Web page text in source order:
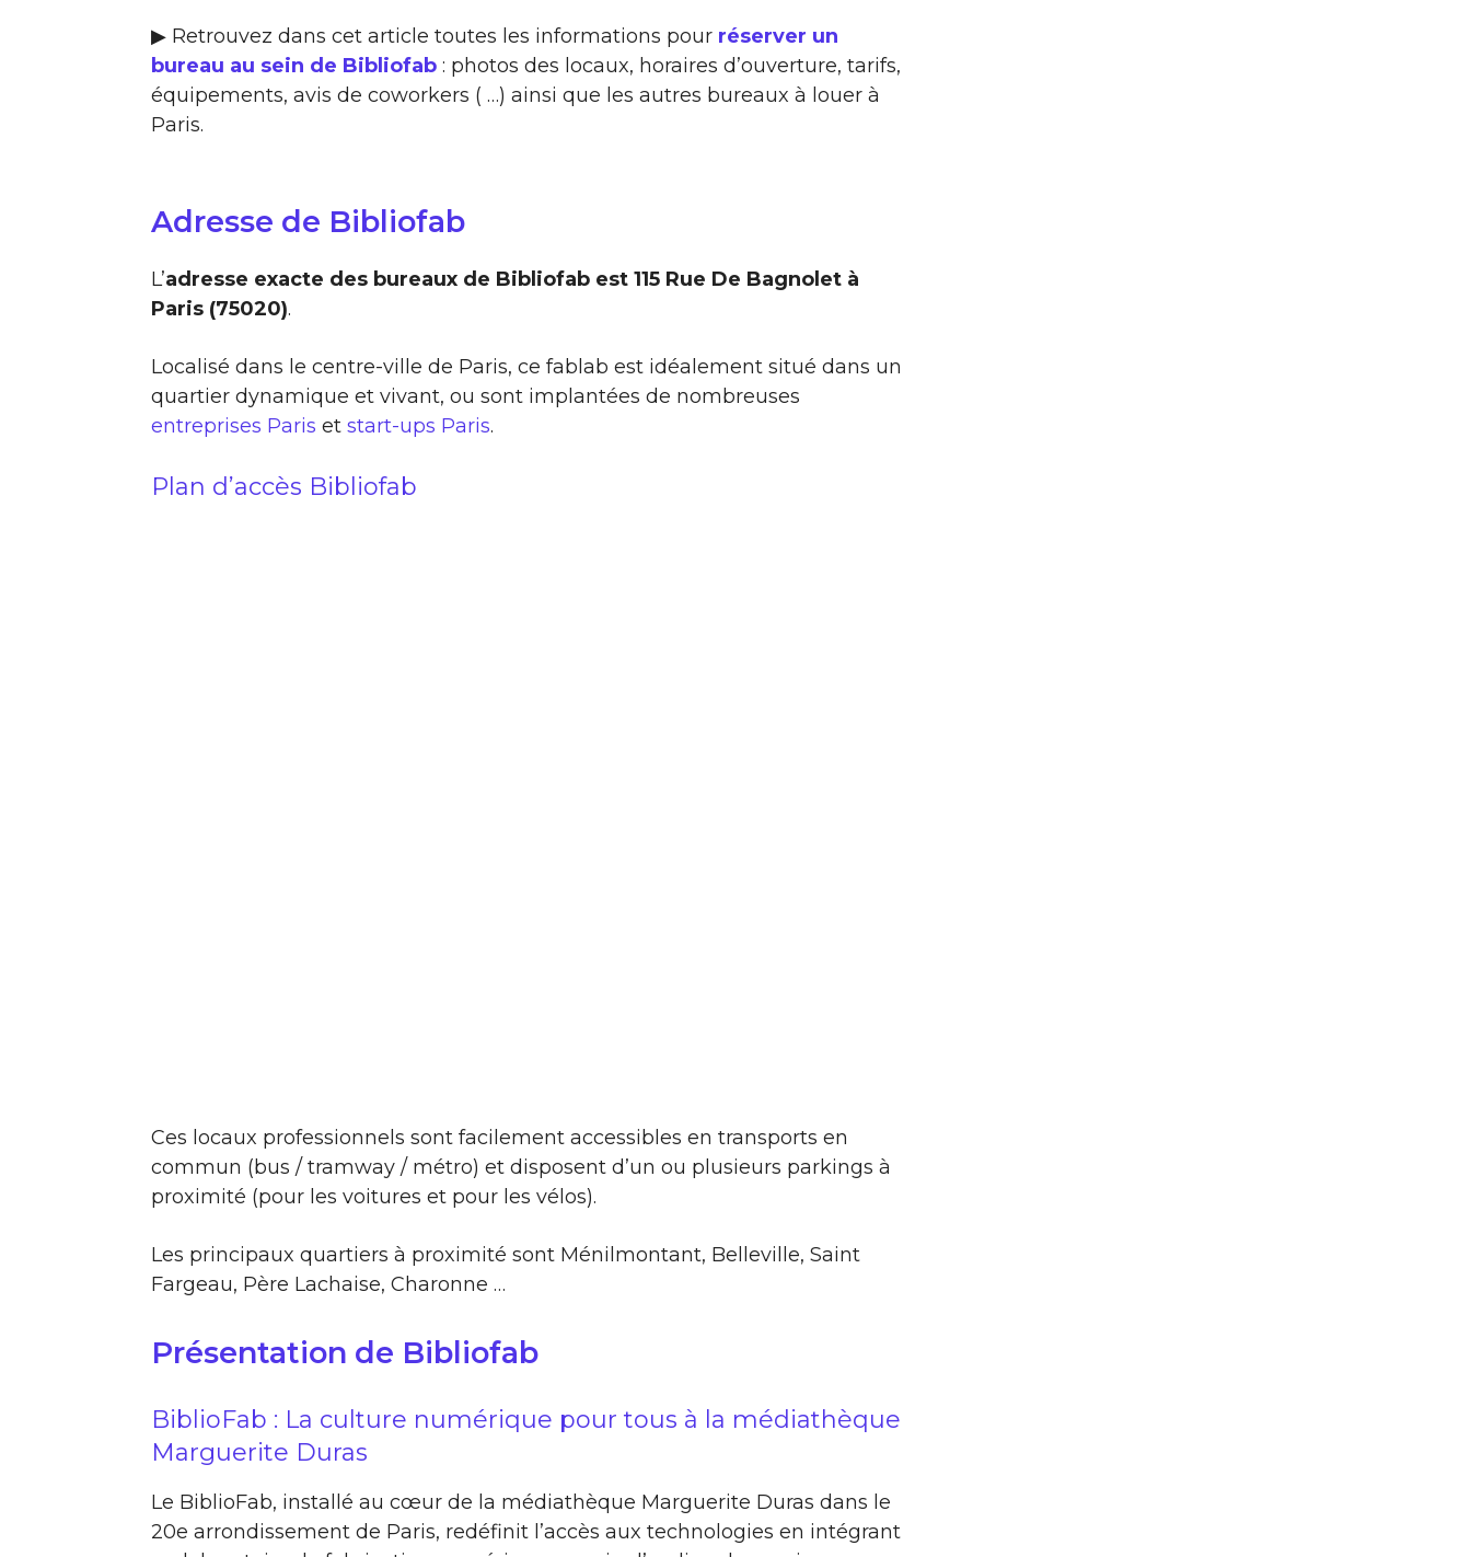
▶ Retrouvez dans cet article toutes les informations pour réserver un
bureau au sein de Bibliofab : photos des locaux, horaires d’ouverture, tarifs,
équipements, avis de coworkers ( …) ainsi que les autres bureaux à louer à
Paris.
Adresse de Bibliofab
L’adresse exacte des bureaux de Bibliofab est 115 Rue De Bagnolet à
Paris (75020).
Localisé dans le centre-ville de Paris, ce fablab est idéalement situé dans un
quartier dynamique et vivant, ou sont implantées de nombreuses
entreprises Paris et start-ups Paris.
Plan d’accès Bibliofab
Ces locaux professionnels sont facilement accessibles en transports en
commun (bus / tramway / métro) et disposent d’un ou plusieurs parkings à
proximité (pour les voitures et pour les vélos).
Les principaux quartiers à proximité sont Ménilmontant, Belleville, Saint
Fargeau, Père Lachaise, Charonne …
Présentation de Bibliofab
BiblioFab : La culture numérique pour tous à la médiathèque
Marguerite Duras
Le BiblioFab, installé au cœur de la médiathèque Marguerite Duras dans le
20e arrondissement de Paris, redéfinit l’accès aux technologies en intégrant